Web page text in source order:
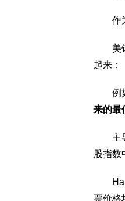
作为
美银
起来：
例
来的最
主导
股指数
票价格